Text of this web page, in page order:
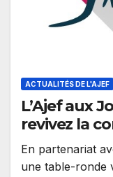
ACTUALITÉS DE L'AJEF
L’Ajef aux
revivez la
En partenariat
une table-ronde